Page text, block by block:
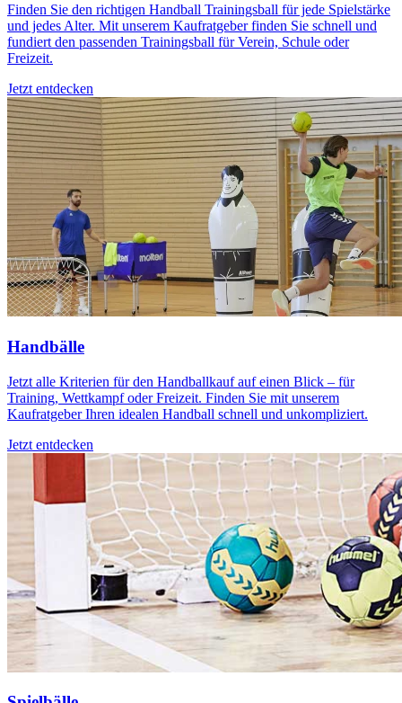
Finden Sie den richtigen Handball Trainingsball für jede Spielstärke
und jedes Alter. Mit unserem Kaufratgeber finden Sie schnell und
fundiert den passenden Trainingsball für Verein, Schule oder
Freizeit.
Jetzt entdecken
Handbälle
Jetzt alle Kriterien für den Handballkauf auf einen Blick – für
Training, Wettkampf oder Freizeit. Finden Sie mit unserem
Kaufratgeber Ihren idealen Handball schnell und unkompliziert.
Jetzt entdecken